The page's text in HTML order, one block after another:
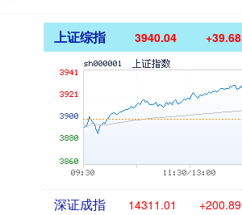
上证综指 3940.04 +39.68
深证成指 14311.01 +200.89